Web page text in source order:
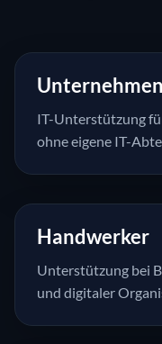
Unternehmen
IT-Unterstützung
ohne eigene IT-
Handwerker
Unterstützung bei
und digitaler